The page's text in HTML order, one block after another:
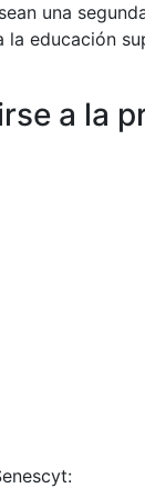
una
educación
a la